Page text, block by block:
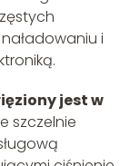
i
jest w
szczelnie